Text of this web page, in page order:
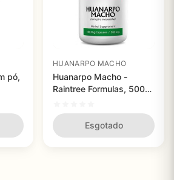
pó,
HUANARPO MACHO
Huanarpo Macho -
Raintree Formulas, 500
Esgotado